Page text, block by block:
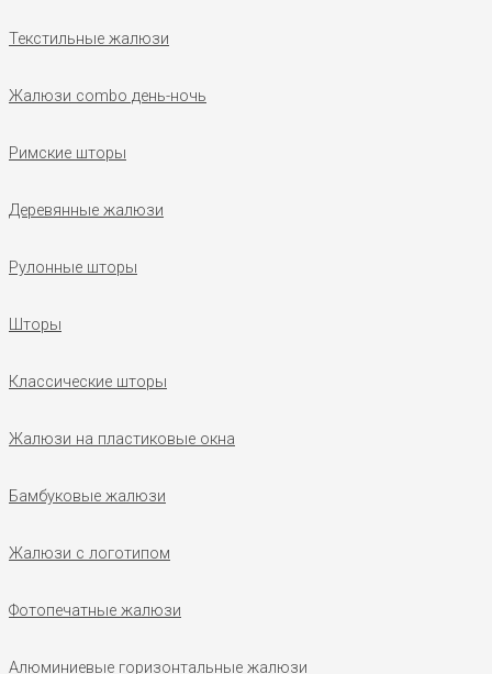
Текстильные жалюзи
Жалюзи combo день-ночь
Римские шторы
Деревянные жалюзи
Рулонные шторы
Шторы
Классические шторы
Жалюзи на пластиковые окна
Бамбуковые жалюзи
Жалюзи с логотипом
Фотопечатные жалюзи
Алюминиевые горизонтальные жалюзи